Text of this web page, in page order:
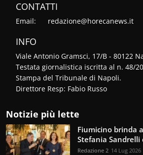
CONTATTI
Email: redazione@horecanews.it
INFO
Viale Antonio Gramsci, 17/B - 80122
Testata giornalistica iscritta al n. 48/
Stampa del Tribunale di Napoli.
Direttore Resp: Fabio Russo
Notizie più lette
Fiumicino brinda
Stefania Sandrelli
Redazione 2 14 Lug 2026